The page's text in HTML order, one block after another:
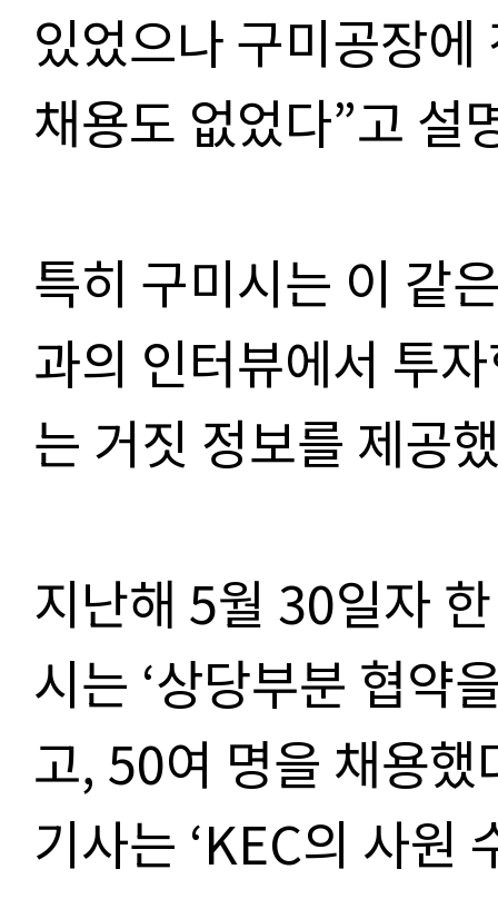
있었으나 구미공장
채용도 없었다”고 설
특히 구미시는 이 같
과의 인터뷰에서 투
는 거짓 정보를 제공
지난해 5월 30일자
시는 ‘상당부분 협약
고, 50여 명을 채용했
기사는 ‘KEC의 사